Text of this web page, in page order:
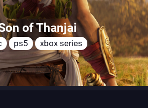
of Thanjai
ps5 xbox series